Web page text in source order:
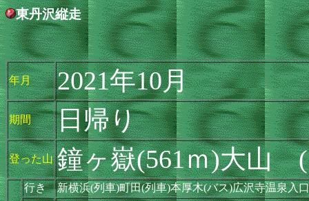
東丹沢縦走
年月 2021年10月
期間 日帰り
登った山 鐘ヶ嶽(561ｍ)大山
行き 新横浜(列車)町田(列車)本厚木(バス)広沢寺温泉入口